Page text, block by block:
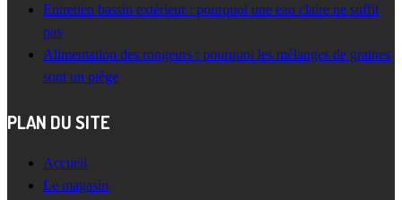
Entretien bassin extérieur : pourquoi une eau claire ne suffit
pas
Alimentation des rongeurs : pourquoi les mélanges de graines
sont un piège
PLAN DU SITE
Accueil
Le magasin